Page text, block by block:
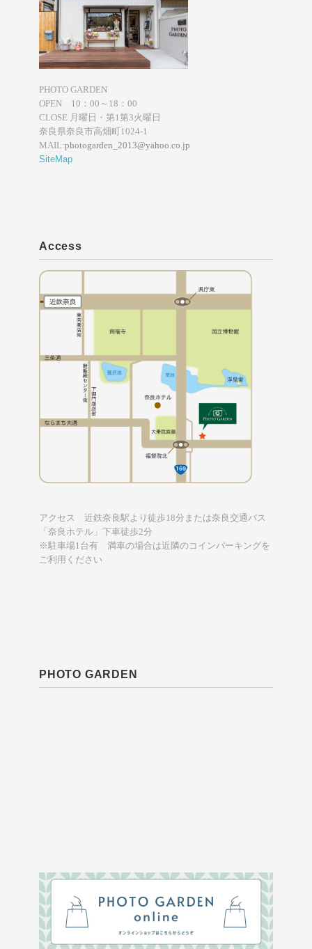
PHOTO GARDEN
OPEN 10：00～18：00
CLOSE 月曜日・第1第3火曜日
奈良県奈良市高畑町1024-1
MAIL:photogarden_2013@yahoo.co.jp
SiteMap
Access
アクセス 近鉄奈良駅より徒歩18分または奈良交通バス
「奈良ホテル」下車徒歩2分
※駐車場1台有 満車の場合は近隣のコインパーキングを
ご利用ください
PHOTO GARDEN